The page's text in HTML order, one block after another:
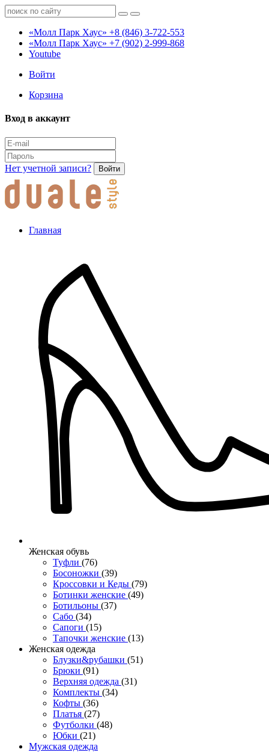
«Молл Парк Хаус» +8 (846) 3-722-553
«Молл Парк Хаус» +7 (902) 2-999-868
Youtube
Войти
Корзина
Вход в аккаунт
Нет учетной записи? Войти
Главная
Женcкая обувь
Туфли (76)
Босоножки (39)
Кроссовки и Кеды (79)
Ботинки женские (49)
Ботильоны (37)
Сабо (34)
Сапоги (15)
Тапочки женские (13)
Женская одежда
Блузки&рубашки (51)
Брюки (91)
Верхняя одежда (31)
Комплекты (34)
Кофты (36)
Платья (27)
Футболки (48)
Юбки (21)
Мужская одежда